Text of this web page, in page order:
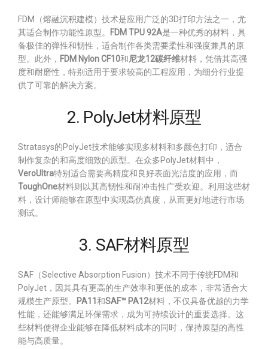
FDM（熔融沉积建模）技术是应用广泛的3D打印方法之一，尤
其适合制作功能性原型。
FDM TPU 92A是一种优秀的材料，具
备极佳的弹性和韧性，适合制作各类需要柔性和强度兼具的原
型。此外， FDM Nylon CF10和尼龙12碳纤维材料，凭借其高强
度和耐磨性，特别适用于要求较高的工程应用，为细分行业提
供了可靠的解决方案。
2. PolyJet材料原型
Stratasys的PolyJet技术能够实现多材料和多颜色打印，适合
制作复杂的和高度细致的原型。在众多PolyJet材料中，
VeroUltra特别适合需要高精度和良好表面光洁度的应用，而
ToughOne材料则以其高韧性和耐冲击性广受欢迎。利用这些材
料，设计师能够在原型中实现高仿真度，从而更好地进行市场
测试。
3. SAF材料原型
SAF（Selective Absorption Fusion）技术不同于传统FDM和
PolyJet，因其具有更高的生产效率和更低的成本，非常适合大
规模生产原型。
PA11 和SAF™ PA12材料，不仅具备优越的力学
性能，还能够满足环保需求，成为可持续设计的重要选择。这
些材料使得企业能够在降低材料成本的同时，保持原型的高性
能与高质量。